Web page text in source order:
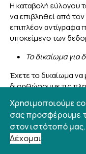
Η καταβολή εύλογου
να επιβληθεί από
επιπλέον αντίγραφα
υποκείμενο των
Το δικαίωμα
Έχετε το δικαίωμα
διορθώσουμε τις
συμπλήρωση των
Το δικαίωμα για
Το δικαίωμα
Χρησιμοποιούμε
σας προσφέρουμε
στον ιστότοπό μας.
Δέχομαι